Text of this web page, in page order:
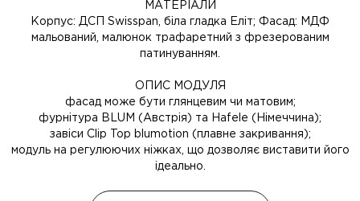
МАТЕРІАЛИ
Корпус: ДСП Swisspan, біла гладка Еліт; Фасад: МДФ
мальований, малюнок трафаретний з фрезерованим
патинуванням.
ОПИС МОДУЛЯ
фасад може бути глянцевим чи матовим;
фурнітура BLUM (Австрія) та Hafele (Німеччина);
завіси Clip Top blumotion (плавне закривання);
модуль на регулюючих ніжках, що дозволяє виставити його
ідеально.